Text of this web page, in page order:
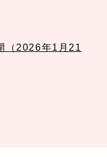
（2026年1月21